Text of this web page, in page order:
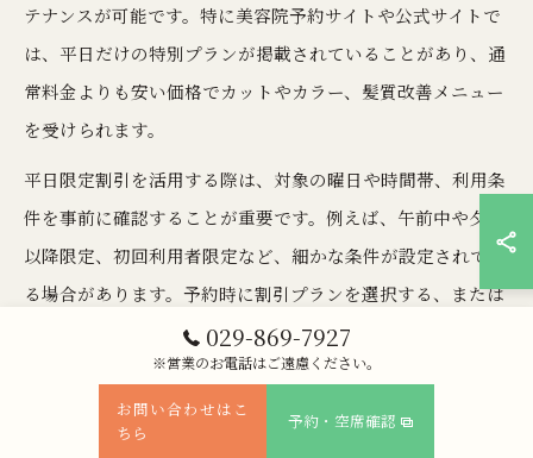
テナンスが可能です。特に美容院予約サイトや公式サイトで
は、平日だけの特別プランが掲載されていることがあり、通
常料金よりも安い価格でカットやカラー、髪質改善メニュー
を受けられます。
平日限定割引を活用する際は、対象の曜日や時間帯、利用条
件を事前に確認することが重要です。例えば、午前中や夕方
以降限定、初回利用者限定など、細かな条件が設定されてい
る場合があります。予約時に割引プランを選択する、または
来店時にクーポン提示が必要なこともあるため、注意が必要
平日休みの方や、仕事や育児の合間に美容院に行きたい方に
029-869-7927
※営業のお電話はご遠慮ください。
お問い合わせはこ
ちら
予約・空席確認